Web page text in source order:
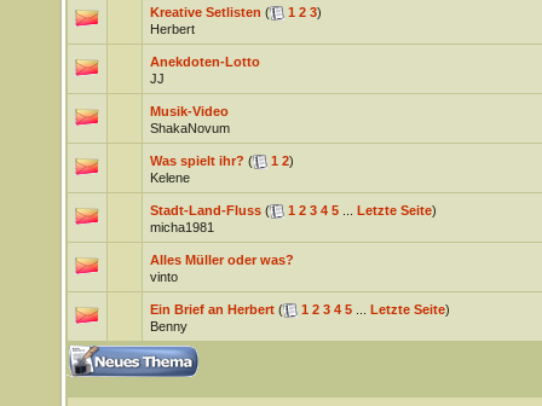
Kreative Setlisten ( 1 2 3)
Herbert
Anekdoten-Lotto
JJ
Musik-Video
ShakaNovum
Was spielt ihr? ( 1 2)
Kelene
Stadt-Land-Fluss ( 1 2 3 4 5... Letzte Seite)
micha1981
Alles Müller oder was?
vinto
Ein Brief an Herbert ( 1 2 3 4 5... Letzte Seite)
Benny